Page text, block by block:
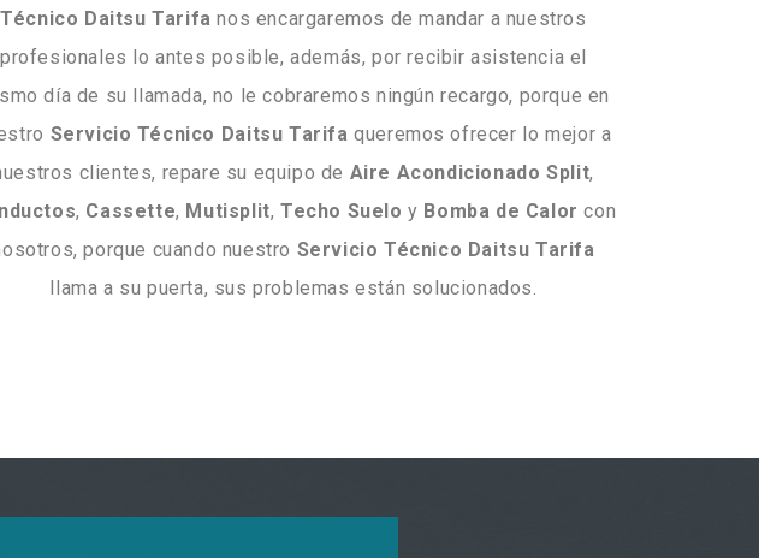
Técnico Daitsu Tarifa nos encargaremos de mandar a nuestros
profesionales lo antes posible, además, por recibir asistencia el
día de su llamada, no le cobraremos ningún recargo, porque en
Servicio Técnico Daitsu Tarifa queremos ofrecer lo mejor a
clientes, repare su equipo de Aire Acondicionado Split,
, Cassette, Mutisplit, Techo Suelo y Bomba de Calor con
porque cuando nuestro Servicio Técnico Daitsu Tarifa
llama a su puerta, sus problemas están solucionados.